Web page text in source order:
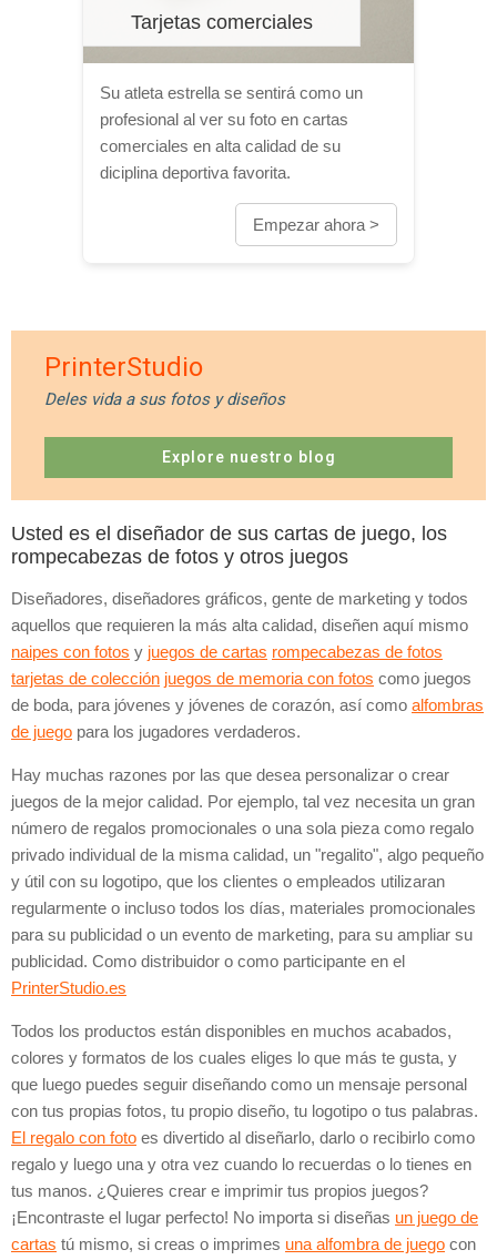
Tarjetas comerciales
Su atleta estrella se sentirá como un
profesional al ver su foto en cartas
comerciales en alta calidad de su
diciplina deportiva favorita.
Empezar ahora >
PrinterStudio
Deles vida a sus fotos y diseños
Explore nuestro blog
Usted es el diseñador de sus cartas de juego, los
rompecabezas de fotos y otros juegos
Diseñadores, diseñadores gráficos, gente de marketing y todos
aquellos que requieren la más alta calidad, diseñen aquí mismo
naipes con fotos y juegos de cartas rompecabezas de fotos
tarjetas de colección juegos de memoria con fotos como juegos
de boda, para jóvenes y jóvenes de corazón, así como alfombras
de juego para los jugadores verdaderos.
Hay muchas razones por las que desea personalizar o crear
juegos de la mejor calidad. Por ejemplo, tal vez necesita un gran
número de regalos promocionales o una sola pieza como regalo
privado individual de la misma calidad, un "regalito", algo pequeño
y útil con su logotipo, que los clientes o empleados utilizaran
regularmente o incluso todos los días, materiales promocionales
para su publicidad o un evento de marketing, para su ampliar su
publicidad. Como distribuidor o como participante en el
PrinterStudio.es
Todos los productos están disponibles en muchos acabados,
colores y formatos de los cuales eliges lo que más te gusta, y
que luego puedes seguir diseñando como un mensaje personal
con tus propias fotos, tu propio diseño, tu logotipo o tus palabras.
El regalo con foto es divertido al diseñarlo, darlo o recibirlo como
regalo y luego una y otra vez cuando lo recuerdas o lo tienes en
tus manos. ¿Quieres crear e imprimir tus propios juegos?
¡Encontraste el lugar perfecto! No importa si diseñas un juego de
cartas tú mismo, si creas o imprimes una alfombra de juego con